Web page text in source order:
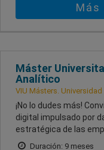
Más
Máster
Analítico
VIU Másters.
¡No lo dudes más!
digital impulsado por
estratégica de las
Duración: 9 meses